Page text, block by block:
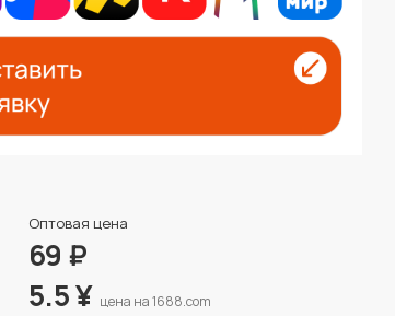
Оптовая цена
69 ₽
5.5¥ цена на 1688.com